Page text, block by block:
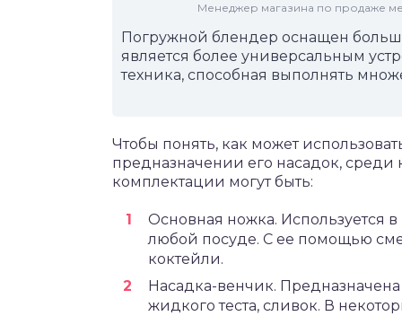
Менеджер магазина по продаже
Погружной блендер оснащен
является более универсальным
техника, способная выполнять
Чтобы понять, как может
предназначении его насадок,
комплектации могут быть:
Основная ножка. Используется
любой посуде. С ее помощью
коктейли.
Насадка-венчик.
жидкого теста, сливок. В